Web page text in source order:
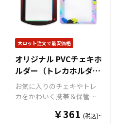
ります。こちらもお好みや
用途に合わせて選ぶことが
できます。 さらに、このモ
ーテルキーホルダーは表裏
両面へのプリントにも対応
可能です。表にはキャラク
ターや人物、裏には作品ロ
ゴや名前をプリントするな
どデザインの幅が広く、個
性的なオリジナルグッズを
作ることができます。 販売
に必要な資材も取り揃えて
用でき、機能性にも優れた
アイテムとなっておりま
り揃えておりますので、お
客様にはデザインをご入稿
いただくだけでオリジナル
商品として販売していただ
くことができます。 短納
期・小ロットでの対応も可
能ですのでご不明点があり
ましたらお気軽にご相談く
大ロット注文で最安価格
オリジナル PVCチェキホ
ルダー（トレカホルダ
ー）
お気に入りのチェキやトレ
カをかわいく携帯＆保管で
キホルダー（トレカホルダ
￥361 (税込)~